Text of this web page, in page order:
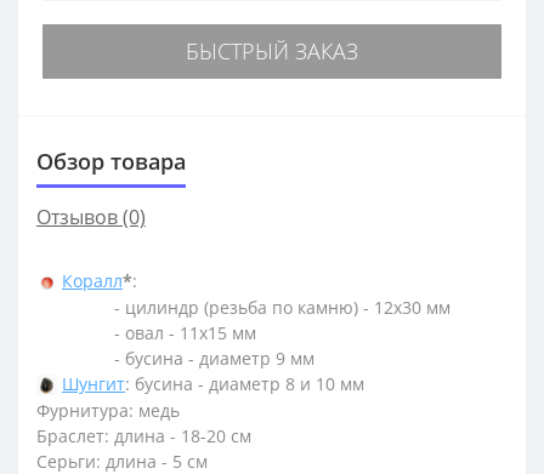
БЫСТРЫЙ ЗАКАЗ
Обзор товара
Отзывов (0)
Коралл*:
- цилиндр (резьба по камню) - 12х30 мм
- овал - 11х15 мм
- бусина - диаметр 9 мм
Шунгит: бусина - диаметр 8 и 10 мм
Фурнитура: медь
Браслет: длина - 18-20 см
Серьги: длина - 5 см